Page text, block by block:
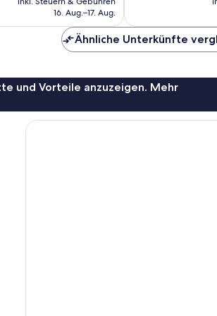
beträgt
16. Aug.–17. Aug.
Ähnliche Unterkünfte
und Vorteile anzuzeigen. Mehr